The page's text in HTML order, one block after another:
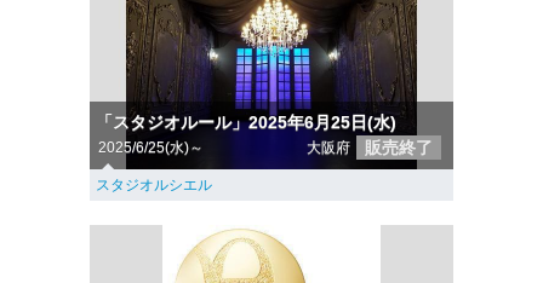
「スタジオルール」2025年6月25日(水)
2025/6/25(水)～ 大阪府 販売終了
スタジオルシエル